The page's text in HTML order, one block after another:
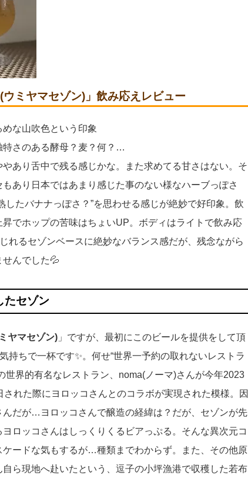
ミヤマセゾン)」飲み応えレビュー
な山吹色という印象
特さのある酵母？麦？何？…
あり舌中で残る感じかな。また求めてる甘さはない。そ
あり日本ではあまり感じた事のない様なハーブっぽさ
したバナナっぽさ？”を思わせる感じが絶妙で好印象。飲
でホップの苦味はちょいUP。ボディはライトで飲み応
れるセゾンベースに絶妙なバランス感だが、残念ながら
せんでした💦
たセゾン
ヤマセゾン) 」ですが、最初にこのビールを提供をして頂
持ちで一杯です✨。何せ“世界一予約の取れないレストラ
世界的有名なレストラン、noma(ノーマ)さんが今年2023
れた際にヨロッコさんとのコラボが実現された模様。因
だが…ヨロッコさんで醸造の経緯は？だが、セゾンが先
ロッコさんはしっくりくるビアっぷる。そんな異次元コ
ケードな気もするが…種類までわからず。また、その他原
ら現地へ赴いたという、逗子の小坪漁港で収穫した若布